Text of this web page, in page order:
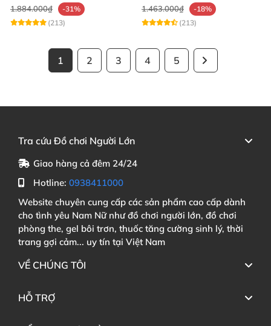
1.884.000₫
-31%
(213)
1.463.000₫
-18%
(213)
1 2 3 4 5
Tra cứu Đồ chơi Người Lớn
Giao hàng cả đêm 24/24
Hotline: 0938411000
Website chuyên cung cấp các sản phẩm cao cấp dành
cho tình yêu Nam Nữ như đồ chơi người lớn, đồ chơi
phòng the, gel bôi trơn, thuốc tăng cường sinh lý, thời
trang gợi cảm... uy tín tại Việt Nam
VỀ CHÚNG TÔI
HỖ TRỢ